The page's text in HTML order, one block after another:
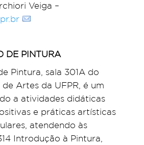
Veiga –
DE PINTURA
Pintura, sala 301A do
Artes da UFPR, é um
a atividades didáticas
e práticas artísticas
atendendo às
Introdução à Pintura,